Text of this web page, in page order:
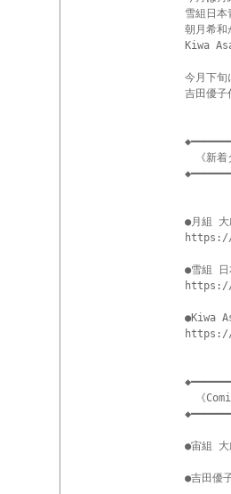
雪組日本
朝月希和
Kiwa
今月下旬
吉田優
《新着
●月組 大
https://
●雪組 日
https://
●Kiwa
https://
《
●宙組 大
●吉田優